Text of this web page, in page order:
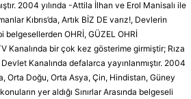
2004 yılında -Attila İlhan ve Erol Manisalı ile
Kıbrıs’da, Artık BİZ DE varız!, Devlerin
belgesellerden OHRİ, GÜZEL OHRİ
Kanalında bir çok kez gösterime girmiştir; Rıza
Kanalında defalarca yayınlanmıştır. 2004
Orta Doğu, Orta Asya, Çin, Hindistan, Güney
yer aldığı Sınırlar Arasında belgeseli